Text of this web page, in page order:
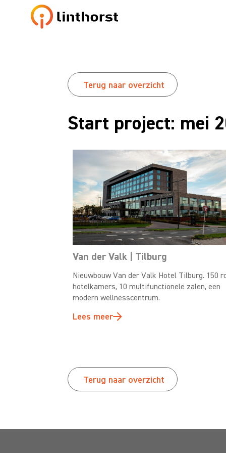
Terug naar overzicht
Start project: mei
Van der Valk | Tilburg
Nieuwbouw Van der Valk Hotel Tilburg. 150
hotelkamers, 10 multifunctionele zalen, een
modern wellnesscentrum.
Lees meer
Terug naar overzicht